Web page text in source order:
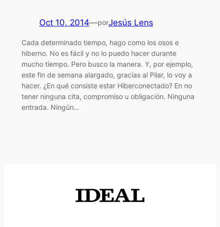
Oct 10, 2014—porJesús Lens
Cada determinado tiempo, hago como los osos e
hiberno. No es fácil y no lo puedo hacer durante
mucho tiempo. Pero busco la manera. Y, por ejemplo,
este fin de semana alargado, gracias al Pilar, lo voy a
hacer. ¿En qué consiste estar Hiberconectado? En no
tener ninguna cita, compromiso u obligación. Ninguna
entrada. Ningún…